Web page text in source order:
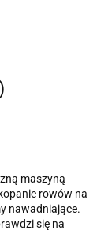
maszyną
rowów na
nawadniające.
się na